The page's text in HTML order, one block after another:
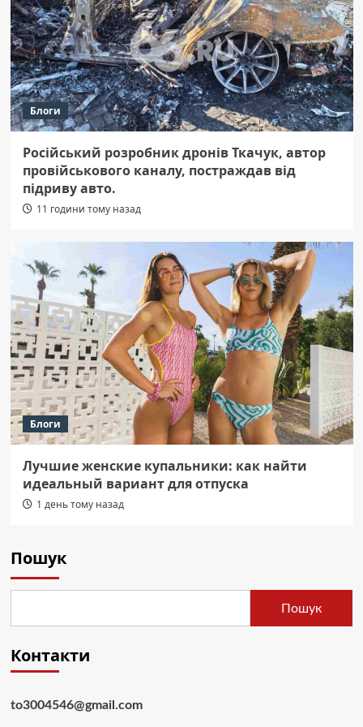
Блоги
Російський розробник дронів Ткачук, автор
провійськового каналу, постраждав від
підриву авто.
11 години тому назад
Блоги
Лучшие женские купальники: как найти
идеальный вариант для отпуска
1 день тому назад
Пошук
Пошук
Контакти
to3004546@gmail.com